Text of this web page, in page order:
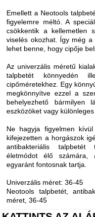
Emellett a Neotools
figyelemre méltó. A
csökkentik a kellemetlen
viselés okozhat. Így még
lehet benne, hogy cipője
Az univerzális méretű
talpbetét
cipőméretekhez. Egy
megkönnyítve ezzel a
behelyezhető bármilyen
eszközöket vagy különleges
Ne hagyja figyelmen
kifejezetten a horgászok
antibakteriális
életmódot élő számára,
egyaránt fontosnak tartja.
Univerzális méret: 36-45
Neotools talpbetét,
méret, 36-45